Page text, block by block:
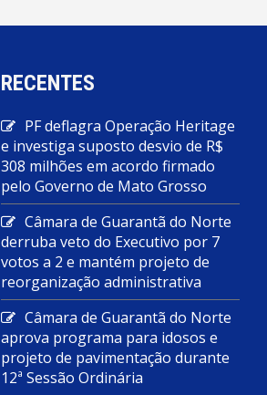
RECENTES
PF deflagra Operação Heritage
e investiga suposto desvio de R$
308 milhões em acordo firmado
pelo Governo de Mato Grosso
Câmara de Guarantã do Norte
derruba veto do Executivo por 7
votos a 2 e mantém projeto de
reorganização administrativa
Câmara de Guarantã do Norte
aprova programa para idosos e
projeto de pavimentação durante
12ª Sessão Ordinária